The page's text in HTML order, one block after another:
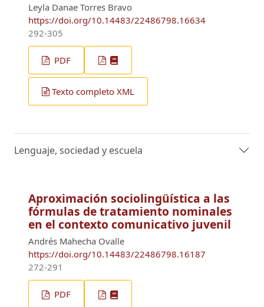
Leyla Danae Torres Bravo
https://doi.org/10.14483/22486798.16634
292-305
PDF
Texto completo XML
Lenguaje, sociedad y escuela
Aproximación sociolingüística a las
fórmulas de tratamiento nominales
en el contexto comunicativo juvenil
Andrés Mahecha Ovalle
https://doi.org/10.14483/22486798.16187
272-291
PDF